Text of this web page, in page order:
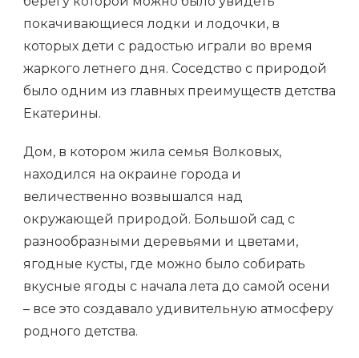
покачивающиеся лодки и лодочки, в
которых дети с радостью играли во время
жаркого летнего дня. Соседство с природой
было одним из главных преимуществ детства
Екатерины.
Дом, в котором жила семья Волковых,
находился на окраине города и
величественно возвышался над
окружающей природой. Большой сад с
разнообразными деревьями и цветами,
ягодные кусты, где можно было собирать
вкусные ягоды с начала лета до самой осени
– все это создавало удивительную атмосферу
родного детства.